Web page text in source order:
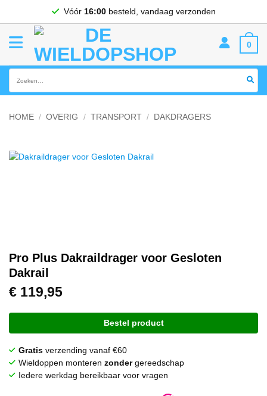
Vóór 16:00besteld, vandaag verzonden
0
HOME / OVERIG / TRANSPORT / DAKDRAGERS
Pro Plus Dakraildrager voor Gesloten
Dakrail
€ 119,95
Bestel product
Gratis verzending vanaf €60
Wieldoppen monteren zondergereedschap
Iedere werkdag bereikbaar voor vragen